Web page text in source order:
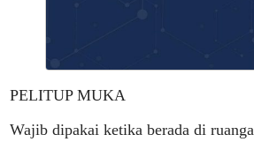
PELITUP MUKA
Wajib dipakai ketika berada di